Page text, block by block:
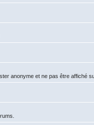
anonyme et ne pas être affiché